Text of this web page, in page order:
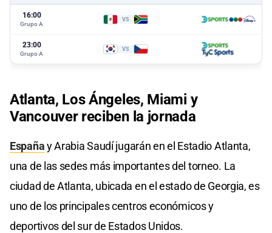
16:00
Grupo A
VS
23:00
Grupo A
VS
Atlanta, Los Ángeles, Miami y
Vancouver reciben la jornada
Españay Arabia Saudí jugarán en el Estadio Atlanta,
una de las sedes más importantes del torneo. La
ciudad de Atlanta, ubicada en el estado de Georgia, es
uno de los principales centros económicos y
deportivos del sur de Estados Unidos.